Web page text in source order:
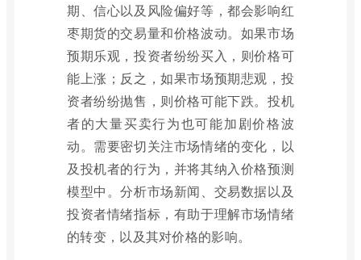
期、信心以及风险偏好等，都会影响红
枣期货的交易量和价格波动。如果市场
预期乐观，投资者纷纷买入，则价格可
能上涨；反之，如果市场预期悲观，投
资者纷纷抛售，则价格可能下跌。投机
者的大量买卖行为也可能加剧价格波
动。需要密切关注市场情绪的变化，以
及投机者的行为，并将其纳入价格预测
模型中。分析市场新闻、交易数据以及
投资者情绪指标，有助于理解市场情绪
的转变，以及其对价格的影响。